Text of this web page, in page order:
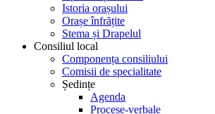
Istoria orașului
Orașe înfrățite
Stema și Drapelul
Consiliul local
Componența consiliului
Comisii de specialitate
Ședințe
Agenda
Procese-verbale